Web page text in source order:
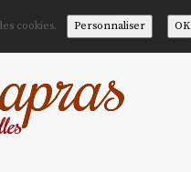
cookies. Personnaliser OK